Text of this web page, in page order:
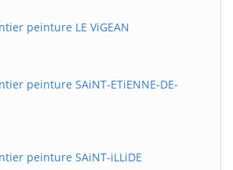
peinture LE ViGEAN
peinture SAiNT-ETiENNE-DE-
peinture SAiNT-iLLiDE